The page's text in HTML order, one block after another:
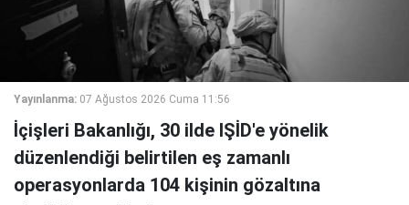
Yayınlanma: 07 Ağustos 2026 Cuma 11:56
İçişleri Bakanlığı, 30 ilde IŞİD'e yönelik
düzenlendiği belirtilen eş zamanlı
operasyonlarda 104 kişinin gözaltına